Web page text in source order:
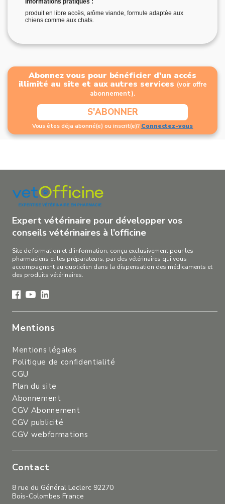
Informations pratiques :
produit en libre accès, arôme viande, formule adaptée aux
chiens comme aux chats.
Abonnez vous pour bénéficier d'un accés
illimité au site et aux autres services (voir offre
abonnement).
S'ABONNER
Vous êtes déja abonné(e) ou inscrit(e)? Connectez-vous
Expert vétérinaire pour développer vos
conseils vétérinaires à l’officine
Site de formation et d’information, conçu exclusivement pour les
pharmaciens et les préparateurs, par des vétérinaires qui vous
accompagnent au quotidien dans la dispensation des médicaments et
des produits vétérinaires.
Mentions
Mentions légales
Politique de confidentialité
CGU
Plan du site
Abonnement
CGV Abonnement
CGV publicité
CGV webformations
Contact
8 rue du Général Leclerc 92270
Bois-Colombes France